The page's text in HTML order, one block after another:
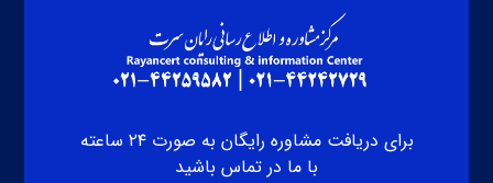
برای دریافت مشاوره رایگان به صورت ۲۴ ساعته
با ما در تماس باشید